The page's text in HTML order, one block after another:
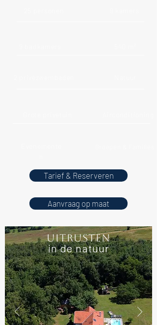
Tarief & Reserveren
Aanvraag op maat
Uitrusten
in de natuur